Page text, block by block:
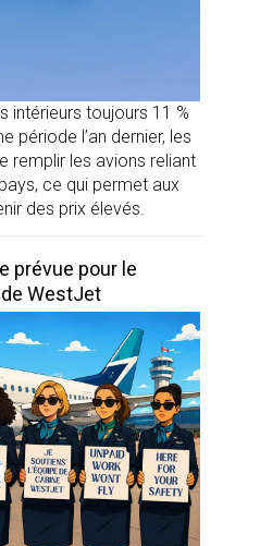
intérieurs toujours 11 %
période l’an dernier, les
remplir les avions reliant
ce qui permet aux
des prix élevés.
prévue pour le
WestJet